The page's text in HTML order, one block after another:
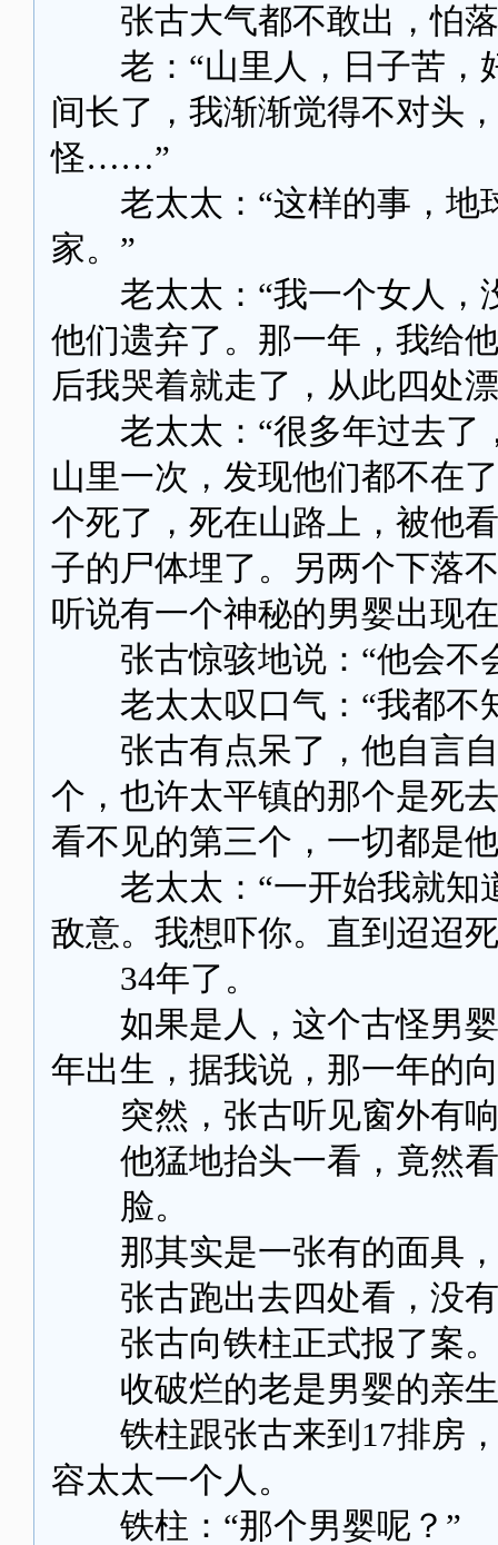
张古大气都不敢出，怕落
老：“山里人，日子苦，
间长了，我渐渐觉得不对头
怪……”
老太太：“这样的事，地
家。”
老太太：“我一个女人，
他们遗弃了。那一年，我给
后我哭着就走了，从此四处
老太太：“很多年过去了
山里一次，发现他们都不在
个死了，死在山路上，被他
子的尸体埋了。另两个下落
听说有一个神秘的男婴出现
张古惊骇地说：“他会不
老太太叹口气：“我都不
张古有点呆了，他自言自
个，也许太平镇的那个是死
看不见的第三个，一切都是
老太太：“一开始我就知
敌意。我想吓你。直到迢迢
34年了。
如果是人，这个古怪男婴
年出生，据我说，那一年的
突然，张古听见窗外有
他猛地抬头一看，竟然看
脸。
那其实是一张有的面具，
张古跑出去四处看，没有
张古向铁柱正式报了案。
收破烂的老是男婴的亲生
铁柱跟张古来到17排房，
容太太一个人。
铁柱：“那个男婴呢？”